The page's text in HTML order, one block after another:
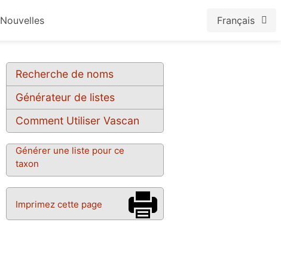
Nouvelles Français
Recherche de noms
Générateur de listes
Comment Utiliser Vascan
Générer une liste pour ce
taxon
Imprimez cette page